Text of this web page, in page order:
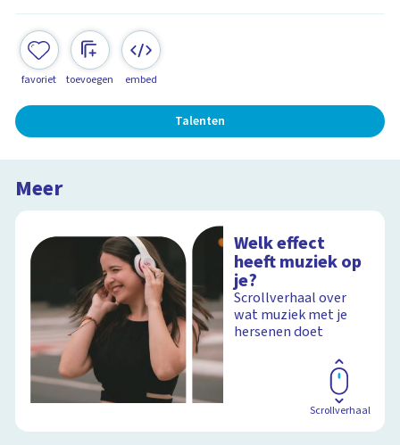
favoriet toevoegen embed
Talenten
Meer
Welk effect
heeft muziek op
je?
Scrollverhaal over
wat muziek met je
hersenen doet
Scrollverhaal